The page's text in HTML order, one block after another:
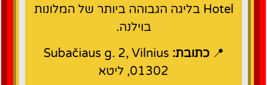
Hotel בליגה הגבוהה ביותר של המלונות
בוילנה.
📍כתובת: Subačiaus g. 2, Vilnius
01302, ליטא